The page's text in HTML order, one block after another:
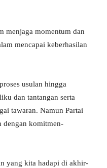
menjaga momentum dan
mencapai keberhasilan
usulan hingga
dan tantangan serta
tawaran. Namun Partai
dengan komitmen-
yang kita hadapi di akhir-